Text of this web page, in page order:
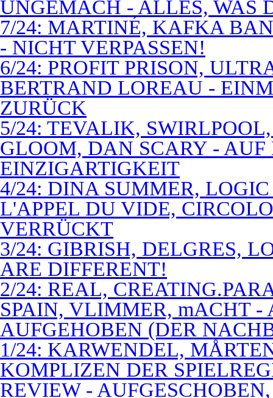
UNGEMACH - ALLES, WAS
7/24: MARTINÉ, KAFKA
- NICHT VERPASSEN!
6/24: PROFIT PRISON,
BERTRAND LOREAU -
ZURÜCK
5/24: TEVALIK,
GLOOM, DAN SCARY -
EINZIGARTIGKEIT
4/24: DINA SUMMER,
L'APPEL DU VIDE,
VERRÜCKT
3/24: GIBRISH, DELGRES,
ARE DIFFERENT!
2/24: REAL,
SPAIN, VLIMMER, mACHT -
AUFGEHOBEN (DER
1/24: KARWENDEL,
KOMPLIZEN DER
REVIEW -